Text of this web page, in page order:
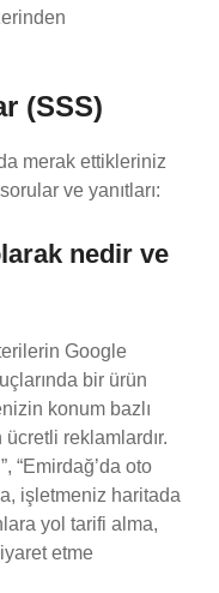
(SSS)
merak ettikleriniz
ve yanıtları:
nedir ve
Google
bir ürün
konum bazlı
ücretli reklamlardır.
“Emirdağ’da oto
işletmeniz haritada
yol tarifi alma,
etme